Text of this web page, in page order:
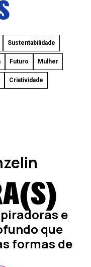
Sustentabilidade
Futuro Mulher
Criatividade
e
que
formas de